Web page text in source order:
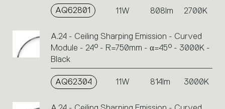
AQ62801 11W 808lm 2700K
A.24 - Ceiling Sharping Emission - Curved
Module - 24° - R=750mm - α=45° - 3000K -
Black
AQ62304 11W 814lm 3000K